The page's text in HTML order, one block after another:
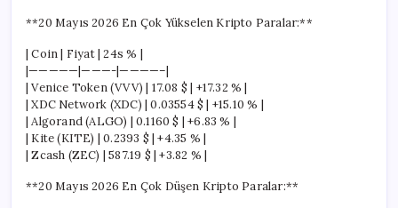
**20 Mayıs 2026 En Çok Yükselen Kripto Paralar:**
| Coin | Fiyat | 24s % |
|—————|———-|————–|
| Venice Token (VVV) | 17.08 $ | +17.32 % |
| XDC Network (XDC) | 0.03554 $ | +15.10 % |
| Algorand (ALGO) | 0.1160 $ | +6.83 % |
| Kite (KITE) | 0.2393 $ | +4.35 % |
| Zcash (ZEC) | 587.19 $ | +3.82 % |
**20 Mayıs 2026 En Çok Düşen Kripto Paralar:**